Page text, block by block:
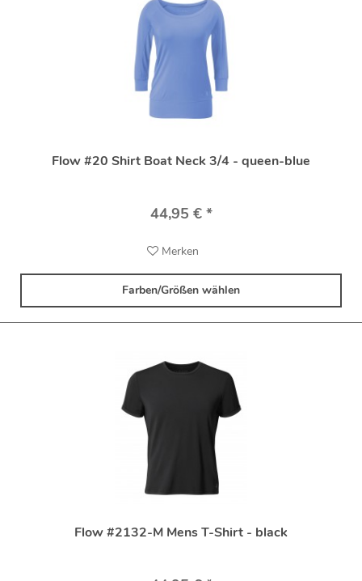
Flow #20 Shirt Boat Neck 3/4 - queen-blue
44,95 € *
Merken
Farben/Größen wählen
Flow #2132-M Mens T-Shirt - black